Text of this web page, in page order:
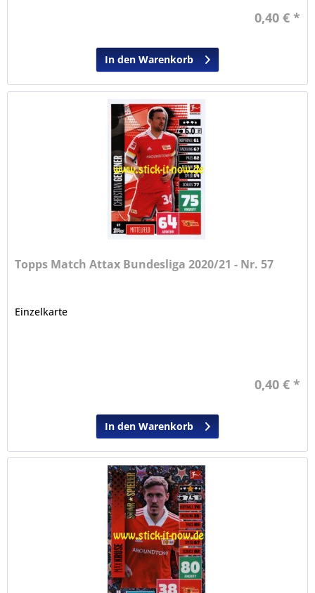
0,40 € *
In den Warenkorb
Topps Match Attax Bundesliga 2020/21 - Nr. 57
Einzelkarte
0,40 € *
In den Warenkorb